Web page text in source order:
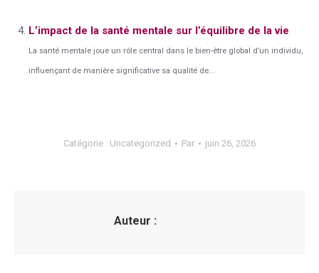
L’impact de la santé mentale sur l’équilibre de la vie
La santé mentale joue un rôle central dans le bien-être global d’un individu,
influençant de manière significative sa qualité de...
Catégorie : Uncategorized Par juin 26, 2026
Auteur :